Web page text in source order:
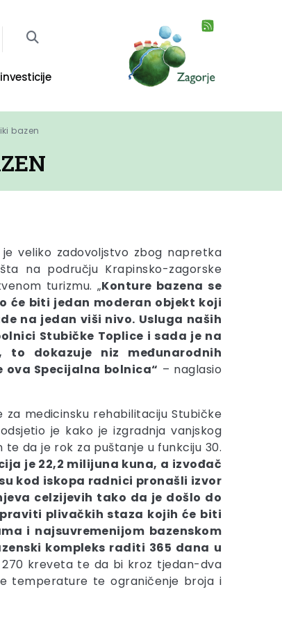
bazen
je veliko zadovoljstvo zbog napretka
na području Krapinsko-zagorske
turizmu. „Konture bazena se
će biti jedan moderan objekt koji
na jedan viši nivo. Usluga naših
Stubičke Toplice i sada je na
to dokazuje niz međunarodnih
Specijalna bolnica“ – naglasio
za medicinsku rehabilitaciju Stubičke
je kako je izgradnja vanjskog
te da je rok za puštanje u funkciju 30.
je 22,2 milijuna kuna, a izvođač
kod iskopa radnici pronašli izvor
celzijevih tako da je došlo do
plivačkih staza kojih će biti
i najsuvremenijom bazenskom
kompleks raditi 365 dana u
kreveta te da bi kroz tjedan-dva
temperature te ograničenje broja i